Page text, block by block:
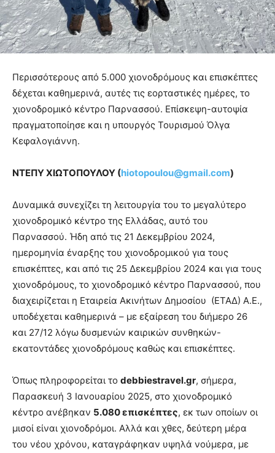
Περισσότερους από 5.000 χιονοδρόμους και επισκέπτες
δέχεται καθημερινά, αυτές τις εορταστικές ημέρες, το
χιονοδρομικό κέντρο Παρνασσού. Επίσκεψη-αυτοψία
πραγματοποίησε και η υπουργός Τουρισμού Όλγα
Κεφαλογιάννη.
ΝΤΕΠΥ ΧΙΩΤΟΠΟΥΛΟΥ (hiotopoulou@gmail.com)
Δυναμικά συνεχίζει τη λειτουργία του το μεγαλύτερο
χιονοδρομικό κέντρο της Ελλάδας, αυτό του
Παρνασσού. Ήδη από τις 21 Δεκεμβρίου 2024,
ημερομηνία έναρξης του χιονοδρομικού για τους
επισκέπτες, και από τις 25 Δεκεμβρίου 2024 και για τους
χιονοδρόμους, το χιονοδρομικό κέντρο Παρνασσού, που
διαχειρίζεται η Εταιρεία Ακινήτων Δημοσίου (ΕΤΑΔ) Α.Ε.,
υποδέχεται καθημερινά – με εξαίρεση του διήμερο 26
και 27/12 λόγω δυσμενών καιρικών συνθηκών-
εκατοντάδες χιονοδρόμους καθώς και επισκέπτες.
Όπως πληροφορείται το debbiestravel.gr, σήμερα,
Παρασκευή 3 Ιανουαρίου 2025, στο χιονοδρομικό
κέντρο ανέβηκαν 5.080 επισκέπτες, εκ των οποίων οι
μισοί είναι χιονοδρόμοι. Αλλά και χθες, δεύτερη μέρα
του νέου χρόνου, καταγράφηκαν υψηλά νούμερα, με